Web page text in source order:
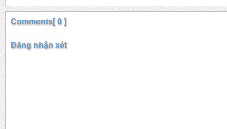
Comments[ 0 ]
Đăng nhận xét